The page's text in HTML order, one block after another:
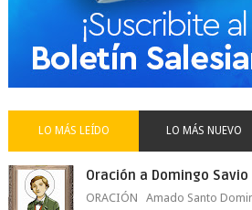
LO MÁS LEÍDO LO MÁS NUEVO
Oración a Domingo Savio
ORACIÓN Amado Santo